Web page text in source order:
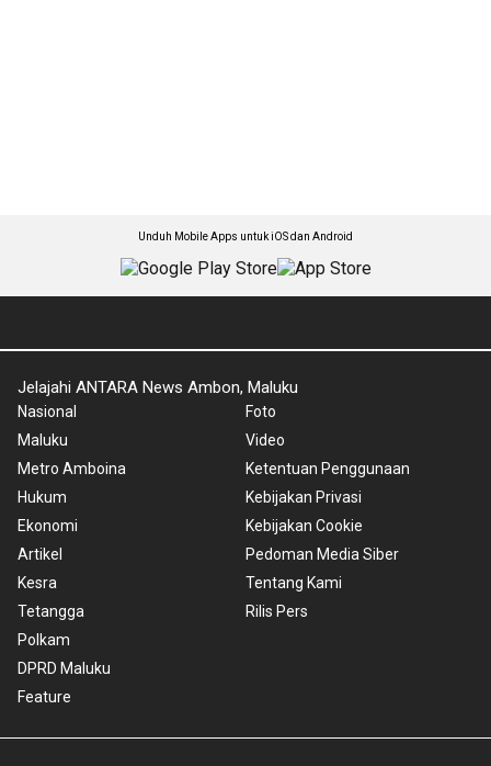
Unduh Mobile Apps untuk iOS dan Android
Jelajahi ANTARA News Ambon, Maluku
Nasional
Maluku
Metro Amboina
Hukum
Ekonomi
Artikel
Kesra
Tetangga
Polkam
DPRD Maluku
Feature
Foto
Video
Ketentuan Penggunaan
Kebijakan Privasi
Kebijakan Cookie
Pedoman Media Siber
Tentang Kami
Rilis Pers